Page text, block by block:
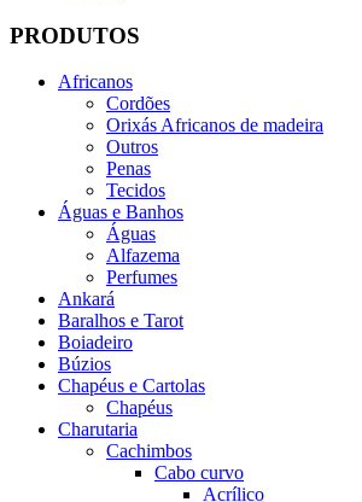
PRODUTOS
Africanos
Cordões
Orixás Africanos de madeira
Outros
Penas
Tecidos
Águas e Banhos
Águas
Alfazema
Perfumes
Ankará
Baralhos e Tarot
Boiadeiro
Búzios
Chapéus e Cartolas
Chapéus
Charutaria
Cachimbos
Cabo curvo
Acrílico